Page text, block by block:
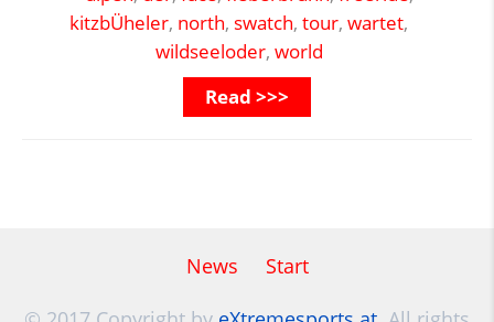
kitzbÜheler, north, swatch, tour, wartet,
wildseeloder, world
Read >>>
News
Start